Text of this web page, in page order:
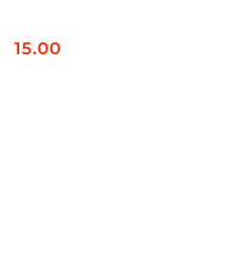
Cena:
15.00